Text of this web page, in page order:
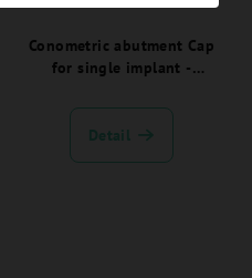
Conometric abutment Cap
for single implant -
Detail